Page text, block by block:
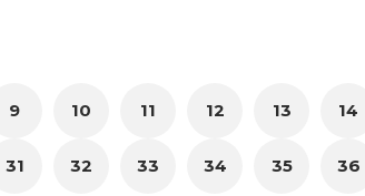
9 10 11 12 13 14
31 32 33 34 35 36